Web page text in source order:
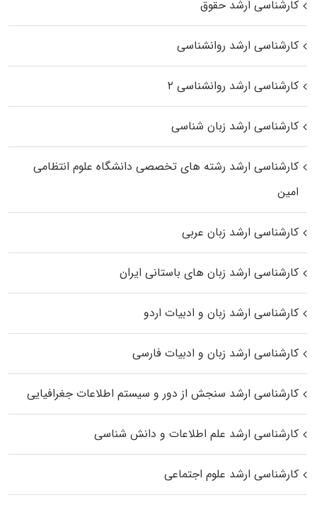
کارشناسی ارشد حقوق
کارشناسی ارشد روانشناسی
کارشناسی ارشد روانشناسی ۲
کارشناسی ارشد زبان شناسی
کارشناسی ارشد رﺷﺘﻪ ﻫﺎی تخصصی داﻧﺸﮕﺎه ﻋﻠﻮم انتظامی
اﻣﻴﻦ
کارشناسی ارشد زبان عربی
کارشناسی ارشد زبان‌ های باستانی ایران
کارشناسی ارشد زبان و ادبیات اردو
کارشناسی ارشد زبان و ادبیات فارسی
کارشناسی ارشد سنجش از دور و سیستم اطلاعات جغرافیایی
کارشناسی ارشد علم اطلاعات و دانش شناسی
کارشناسی ارشد علوم اجتماعی